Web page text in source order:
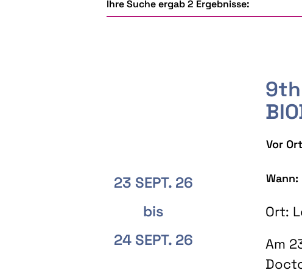
Ihre Suche ergab 2 Ergebnisse:
23 SEPT. 26
bis
24 SEPT. 26
9th
Vor
Wann:
Ort:
Am